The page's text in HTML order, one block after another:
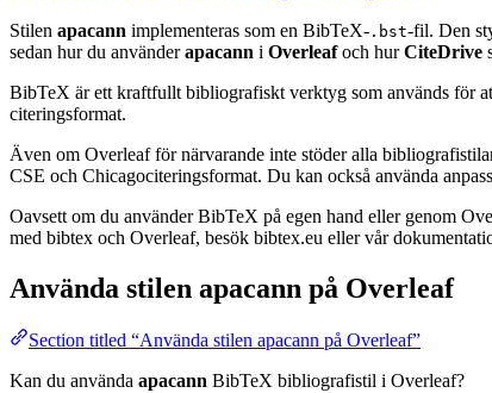
Stilen apacann implementeras som en BibTeX- .bst-fil. Den
sedan hur du använderapacann i Overleafoch hurCiteDrive
BibTeX är ett kraftfullt bibliografiskt verktyg som används för
citeringsformat.
Även om Overleaf för närvarande inte stöder alla
CSE och Chicagociteringsformat. Du kan också använda
Oavsett om du använder BibTeX på egen hand eller genom
med bibtex och Overleaf, besök bibtex.eu eller vår
Använda stilen apacann på Overleaf
Section titled “Använda stilen apacann på Overleaf”
Kan du använda apacann BibTeX bibliografistil i Overleaf?